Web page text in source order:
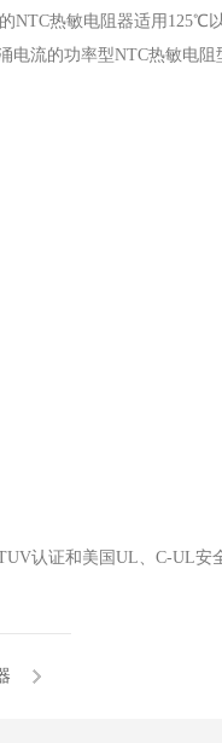
NTC热敏电阻器适用125℃
电流的功率型NTC热敏电阻
认证和美国UL、C-UL安